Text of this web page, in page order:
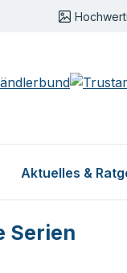
Aktuelles &
Serien